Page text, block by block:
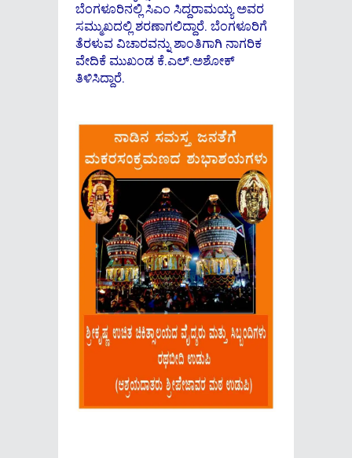
ಬೆಂಗಳೂರಿನಲ್ಲಿ ಸಿಎಂ ಸಿದ್ದರಾಮಯ್ಯ ಅವರ
ಸಮ್ಮುಖದಲ್ಲಿ ಶರಣಾಗಲಿದ್ದಾರೆ. ಬೆಂಗಳೂರಿಗೆ
ತೆರಳುವ ವಿಚಾರವನ್ನು ಶಾಂತಿಗಾಗಿ ನಾಗರಿಕ
ವೇದಿಕೆ ಮುಖಂಡ ಕೆ.ಎಲ್.ಅಶೋಕ್
ತಿಳಿಸಿದ್ದಾರೆ.